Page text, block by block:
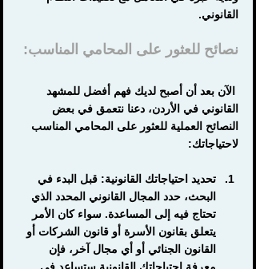
القانوني.
نصائح للعثور على المحامي المناسب:
الآن بعد أن أصبح لديك فهم أفضل للمشهد
القانوني في الأردن، دعنا نتعمق في بعض
النصائح العملية للعثور على المحامي المناسب
لاحتياجاتك:
تحديد احتياجاتك القانونية: قبل البدء في
البحث، حدد المجال القانوني المحدد الذي
تحتاج فيه إلى المساعدة. سواء كان الأمر
يتعلق بقانون الأسرة أو قانون الشركات أو
القانون الجنائي أو أي مجال آخر، فإن